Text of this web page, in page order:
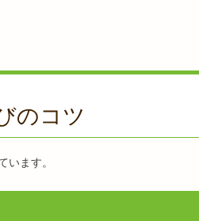
のコツ
います。